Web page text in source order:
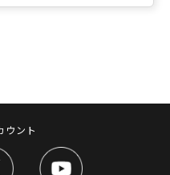
ウント